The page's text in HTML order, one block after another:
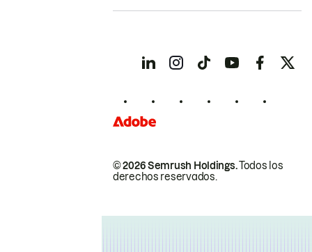
© 2026 Semrush Holdings.Todos los
derechos reservados.